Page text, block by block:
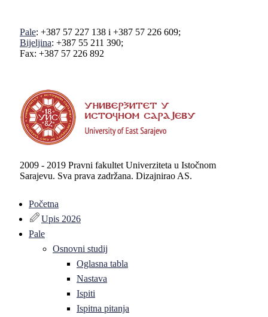
Pale: +387 57 227 138 i +387 57 226 609;
Bijeljina: +387 55 211 390;
Fax: +387 57 226 892
2009 - 2019 Pravni fakultet Univerziteta u Istočnom
Sarajevu. Sva prava zadržana. Dizajnirao AS.
Početna
Upis 2026
Pale
Osnovni studij
Oglasna tabla
Nastava
Ispiti
Ispitna pitanja